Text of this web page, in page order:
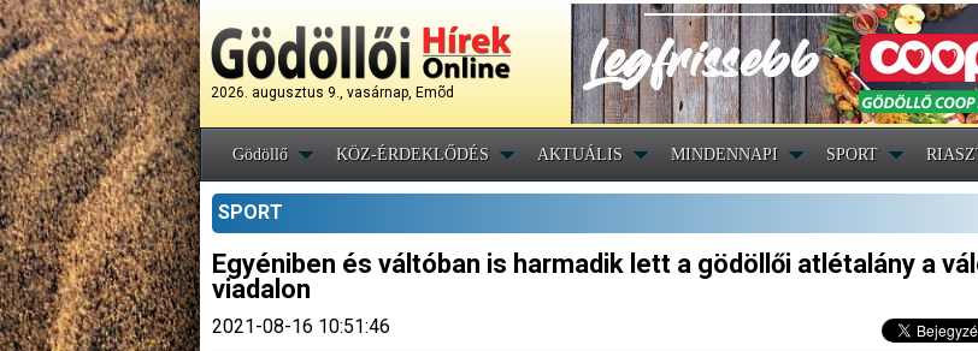
2026. augusztus 9., vasárnap, Emõd
Gödöllő KÖZ-ÉRDEKLŐDÉS AKTUÁLIS MINDENNAPI SPORT
SPORT
Egyéniben és váltóban is harmadik lett a gödöllői atlétalány a
viadalon
2021-08-16 10:51:46